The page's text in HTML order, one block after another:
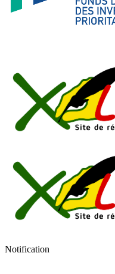
Notification